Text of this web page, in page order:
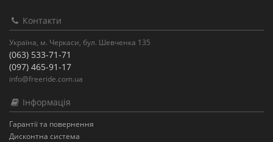
Контакти
Україна, м. Черкаси, бул. Шевченка 135
(063) 533-71-71
(097) 465-91-17
info@freeride.com.ua
Інформація
Гарантії та повернення
Дисконтна система